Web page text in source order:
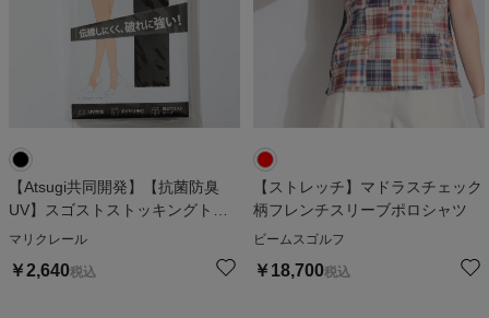
【Atsugi共同開発】【抗菌防臭
UV】スゴストストッキングトレ
ンカ
マリクレール
￥2,640税込
【ストレッチ】マドラスチェック
柄フレンチスリーブポロシャツ
ビームスゴルフ
￥ 18,700税込